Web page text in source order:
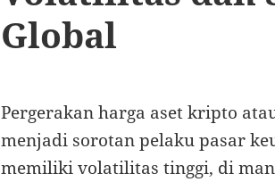
Global
Pergerakan harga aset kripto
menjadi sorotan pelaku pasar
memiliki volatilitas tinggi, di